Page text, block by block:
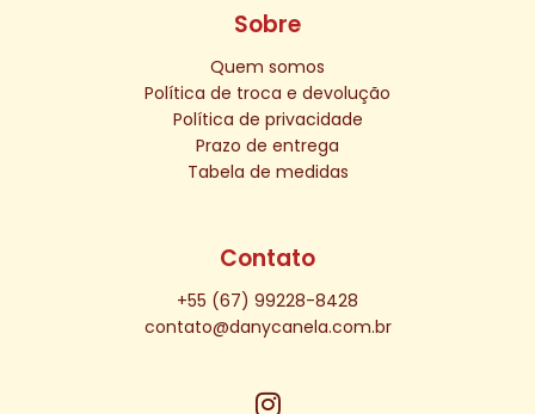
Sobre
Quem somos
Política de troca e devolução
Política de privacidade
Prazo de entrega
Tabela de medidas
Contato
+55 (67) 99228-8428
contato@danycanela.com.br